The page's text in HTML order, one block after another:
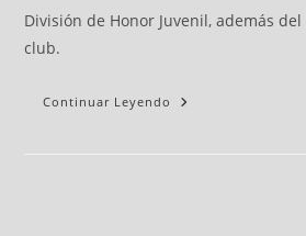
División de Honor Juvenil, además
club.
Continuar Leyendo